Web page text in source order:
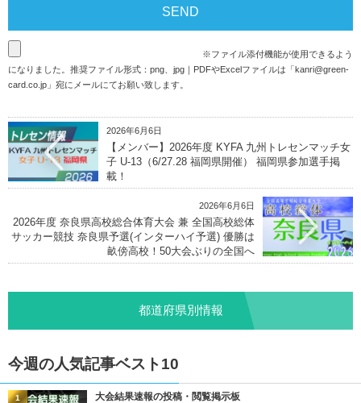
※ファイル添付機能が使用できるよう
になりました。推奨ファイル形式：png、jpg｜PDFやExcelファイルは「kanri@green-
card.co.jp 」宛にメールにてお願い致します。
2026年6月6日
【メンバー】2026年度 KYFA 九州トレセンマッチ女
子 U-13（6/27.28 福岡県開催） 福岡県参加選手掲
載！
2026年6月6日
2026年度 奈良県高校総合体育大会 兼 全国高校総体
サッカー競技 奈良県予選(インターハイ予選) 優勝は
畝傍高校！50大会ぶりの全国へ
都道府県別情報
今週の人気記事ベスト10
大会結果速報の投稿・閲覧掲示板
1